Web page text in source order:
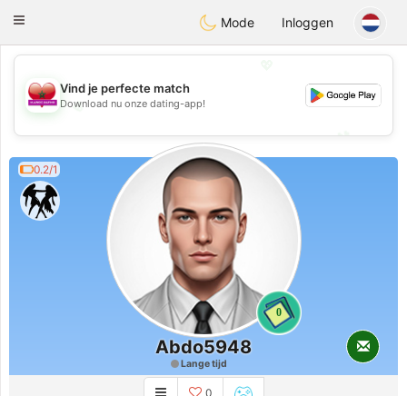
Maroc Dating
Toggle
Mode Inloggen
💖
💕
💕
Vind je perfecte match
Download nu onze dating-app!
0.2/1
0
Abdo5948
Lange tijd
0